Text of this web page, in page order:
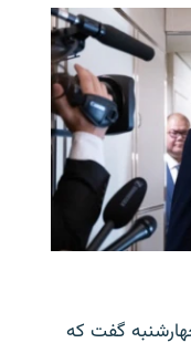
گفت که